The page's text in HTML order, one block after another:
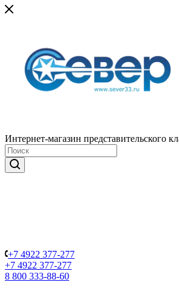
Интернет-магазин представительского
+7 4922 377-277
+7 4922 377-277
8 800 333-88-60